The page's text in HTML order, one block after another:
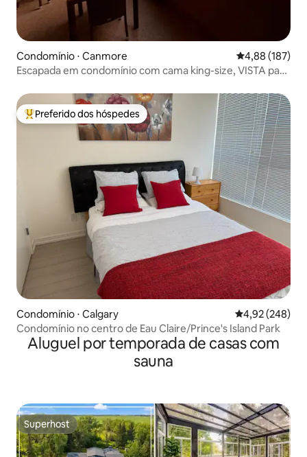
Condomínio ⋅ Canmore 4,88 de uma
4,88 (187)
Escapada em condomínio com cama king-size, VISTA para
Entre os melhores preferidos dos hóspedes
Preferido dos hóspedes
Condomínio ⋅ Calgary 4,92 de uma
4,92 (248)
Condomínio no centro de Eau Claire/Prince's Island Park
Aluguel por temporada de casas com
sauna
Superhost
Superhost